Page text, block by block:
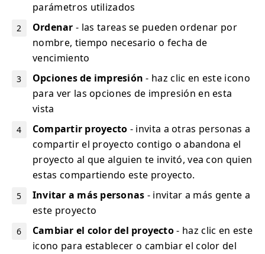
parámetros utilizados
Ordenar - las tareas se pueden ordenar por
nombre, tiempo necesario o fecha de
vencimiento
Opciones de impresión - haz clic en este icono
para ver las opciones de impresión en esta
vista
Compartir proyecto - invita a otras personas a
compartir el proyecto contigo o abandona el
proyecto al que alguien te invitó, vea con quien
estas compartiendo este proyecto.
Invitar a más personas - invitar a más gente a
este proyecto
Cambiar el color del proyecto- haz clic en este
icono para establecer o cambiar el color del